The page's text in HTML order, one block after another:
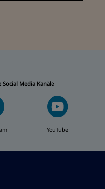
Social Media Kanäle
YouTube